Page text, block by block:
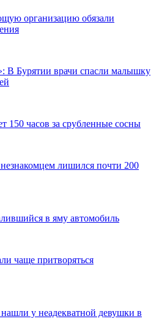
организацию обязали
В Бурятии врачи спасли малышку
150 часов за срубленные сосны
лишился почти 200
в яму автомобиль
чаще притворяться
у неадекватной девушки в